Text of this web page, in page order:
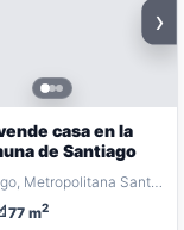
›
casa en la
de Santiago
Santiago, Metropolitana Santiago
77 m2